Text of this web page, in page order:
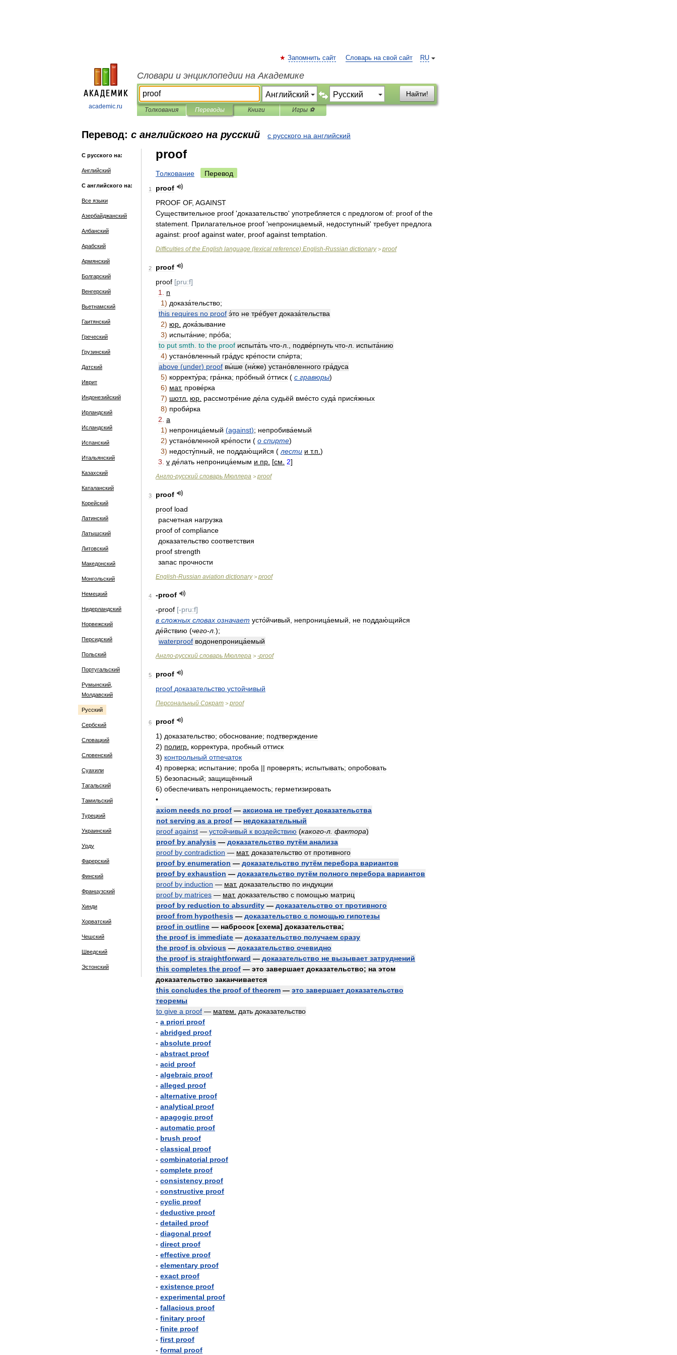
academic.ru
RU
Запомнить сайт Словарь на свой сайт
Словари и энциклопедии на Академике
Найти!
Толкования Переводы Книги Игры ⚽
Перевод: с английского на русский с русского на английский
С русского на:
Английский
С английского на:
Все языки
Азербайджанский
Албанский
Арабский
Армянский
Болгарский
Венгерский
Вьетнамский
Гаитянский
Греческий
Грузинский
Датский
Иврит
Индонезийский
Ирландский
Исландский
Испанский
Итальянский
Казахский
Каталанский
Корейский
Латинский
Латышский
Литовский
Македонский
Монгольский
Немецкий
Нидерландский
Норвежский
Персидский
Польский
Португальский
Румынский,
Молдавский
Русский
Сербский
Словацкий
Словенский
Суахили
Тагальский
Тамильский
Турецкий
Украинский
Урду
Фарерский
Финский
Французский
Хинди
Хорватский
Чешский
Шведский
Эстонский
proof
Толкование Перевод
1
proof
PROOF OF, AGAINST
Существительное proof 'доказательство' употребляется с предлогом of: proof of the
statement Прилагательное proof 'непроницаемый недоступный' требует предлога
against: proof against water, proof against temptation
Difficulties of the English language (lexical reference) English-Russian dictionary> proof
2
proof
proof [pru:f]
1
n
1) доказа́тельство;
this requires no proof э́то не тре́бует доказа́тельства
2) юр дока́зывание
3) испыта́ние; про́ба;
to put smth to the proof испыта́ть что-л подве́ргнуть что-л испыта́нию
4) устано́вленный гра́дус кре́пости спи́рта;
above (under) proof вы́ше (ни́же) устано́вленного гра́дуса
5) корректу́ра; гра́нка; про́бный о́ттиск ( с гравюры)
6) мат. прове́рка
7) шотл юр рассмотре́ние де́ла судьёй вме́сто суда́ прися́жных
8) проби́рка
2 a
1) непроница́емый (against); непробива́емый
2) устано́вленной кре́пости ( о спирте)
3) недосту́пный не поддаю́щийся ( лести и т.п )
3 v де́лать непроница́емым и пр [см 2]
Англо-русский словарь Мюллера > proof
3
proof
proof load
расчетная нагрузка
proof of compliance
доказательство соответствия
proof strength
запас прочности
English-Russian aviation dictionary> proof
4 -proof
-proof [-pru:f]
в сложных словах означает усто́йчивый непроница́емый не поддаю́щийся
де́йствию (чего-л );
waterproof водонепроница́емый
Англо-русский словарь Мюллера > -proof
5
proof
proof доказательство устойчивый
Персональный Сократ > proof
6
proof
1) доказательство; обоснование; подтверждение
2) полигр корректура пробный оттиск
3) контрольный отпечаток
4) проверка; испытание; проба || проверять; испытывать; опробовать
5) безопасный; защищённый
6) обеспечивать непроницаемость; герметизировать
•
axiom needs no proof — аксиома не требует доказательства
not serving as a proof — недоказательный
proof against — устойчивый к воздействию (какого-л фактора)
proof by analysis — доказательство путём анализа
proof by contradiction — мат. доказательство от противного
proof by enumeration — доказательство путём перебора вариантов
proof by exhaustion — доказательство путём полного перебора вариантов
proof by induction — мат. доказательство по индукции
proof by matrices — мат. доказательство с помощью матриц
proof by reduction to absurdity — доказательство от противного
proof from hypothesis — доказательство с помощью гипотезы
proof in outline — набросок [схема] доказательства;
the proof is immediate — доказательство получаем сразу
the proof is obvious — доказательство очевидно
the proof is straightforward — доказательство не вызывает затруднений
this completes the proof — это завершает доказательство; на этом
доказательство заканчивается
this concludes the proof of theorem — это завершает доказательство
теоремы
to give a proof — матем дать доказательство
- a priori proof
- abridged proof
- absolute proof
- abstract proof
- acid proof
- algebraic proof
- alleged proof
- alternative proof
- analytical proof
- apagogic proof
- automatic proof
- brush proof
- classical proof
- combinatorial proof
- complete proof
- consistency proof
- constructive proof
- cyclic proof
- deductive proof
- detailed proof
- diagonal proof
- direct proof
- effective proof
- elementary proof
- exact proof
- existence proof
- experimental proof
- fallacious proof
- finitary proof
- finite proof
- first proof
- formal proof